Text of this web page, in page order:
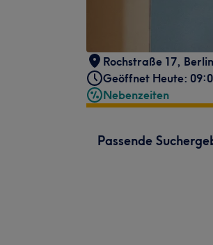
Rochstraße 17,
Geöffnet Heute:
Nebenzeiten
Passende